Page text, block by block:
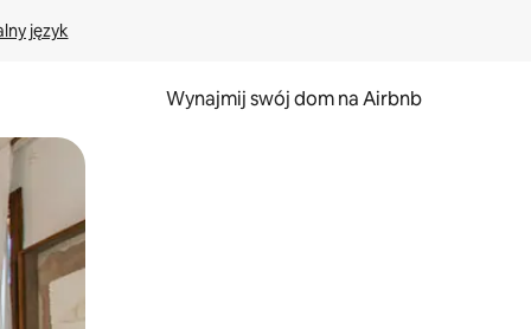
język
Wynajmij swój dom na Airbnb